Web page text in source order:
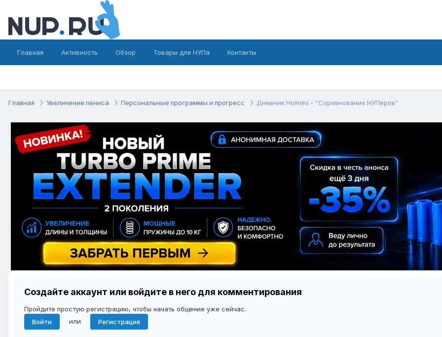
Главная Активность Обзор Товары для НУПа Контакты
Главная Увеличение пениса Персональные программы и прогресс Дневник Holmes - "Соревнование НУПеров"
Создайте аккаунт или войдите в него для комментирования
Пройдите простую регистрацию, чтобы начать общение уже сейчас.
Войти
или Регистрация